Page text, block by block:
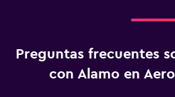
Preguntas frecuentes
con Alamo en